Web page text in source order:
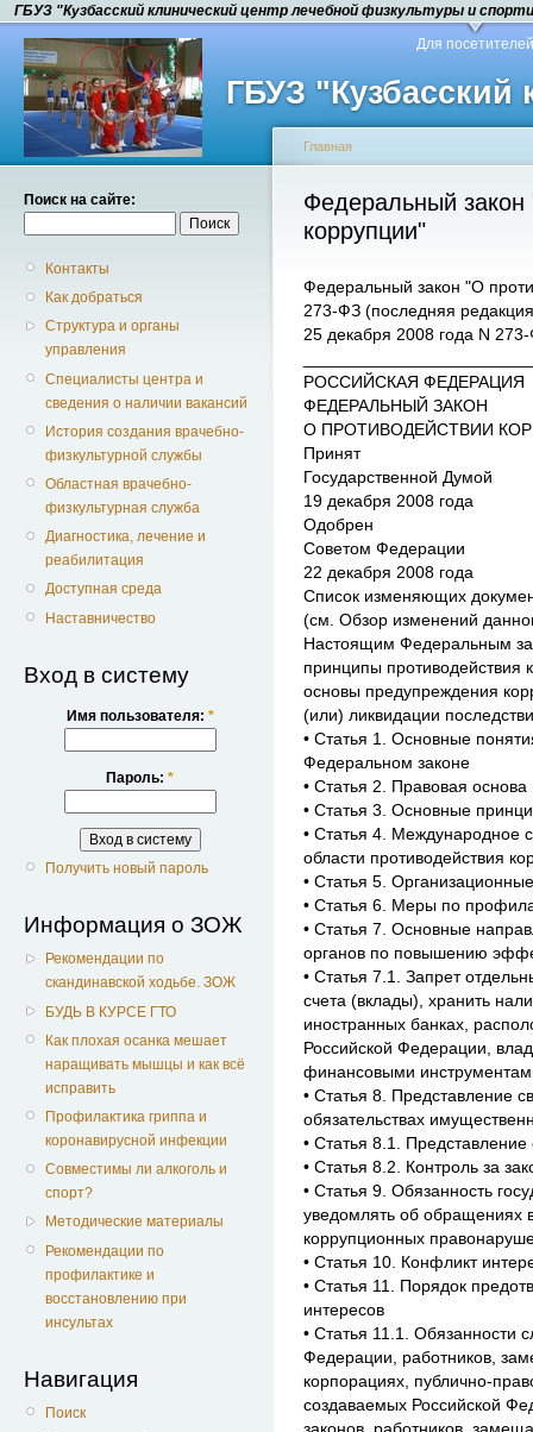
ГБУЗ "Кузбасский клинический центр лечебной физкультуры и
ГБУЗ
Для посетителей
Поиск на сайте:
Контакты
Как добраться
Структура и органы
управления
Специалисты центра и
сведения о наличии вакансий
История создания врачебно-
физкультурной службы
Областная врачебно-
физкультурная служба
Диагностика, лечение и
реабилитация
Доступная среда
Наставничество
Вход в систему
Имя пользователя: *
Пароль: *
Получить новый пароль
Информация о ЗОЖ
Рекомендации по
скандинавской ходьбе. ЗОЖ
БУДЬ В КУРСЕ ГТО
Как плохая осанка мешает
наращивать мышцы и как всё
исправить
Профилактика гриппа и
коронавирусной инфекции
Совместимы ли алкоголь и
спорт?
Методические материалы
Рекомендации по
профилактике и
восстановлению при
инсультах
Навигация
Поиск
Главная
Федеральный
коррупции"
Федеральный закон "О
273-ФЗ (последняя
25 декабря 2008 года N
РОССИЙСКАЯ ФЕДЕРАЦИЯ
ФЕДЕРАЛЬНЫЙ ЗАКОН
О ПРОТИВОДЕЙСТВИИ
Принят
Государственной Думой
19 декабря 2008 года
Одобрен
Советом Федерации
22 декабря 2008 года
Список изменяющих
(см. Обзор изменений
Настоящим Федеральным
принципы противодействия
основы предупреждения
(или) ликвидации
• Статья 1. Основные
Федеральном законе
• Статья 2. Правовая
• Статья 3. Основные
• Статья 4. Международное
области противодействия
• Статья 5.
• Статья 6. Меры по
• Статья 7. Основные
органов по повышению
• Статья 7.1. Запрет
счета (вклады), хранить
иностранных банках,
Российской Федерации,
финансовыми
• Статья 8. Представление
обязательствах
• Статья 8.1.
• Статья 8.2. Контроль за
• Статья 9. Обязанность
уведомлять об обращениях
коррупционных
• Статья 10. Конфликт
• Статья 11. Порядок
интересов
• Статья 11.1. Обязанности
Федерации, работников,
корпорациях, публично-
создаваемых Российской